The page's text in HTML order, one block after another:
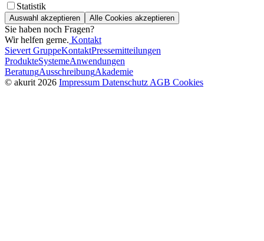
Statistik
Auswahl akzeptieren Alle Cookies akzeptieren
Sie haben noch Fragen?
Wir helfen gerne. Kontakt
Sievert GruppeKontaktPressemitteilungen
ProdukteSystemeAnwendungen
BeratungAusschreibungAkademie
© akurit 2026 Impressum Datenschutz AGB Cookies